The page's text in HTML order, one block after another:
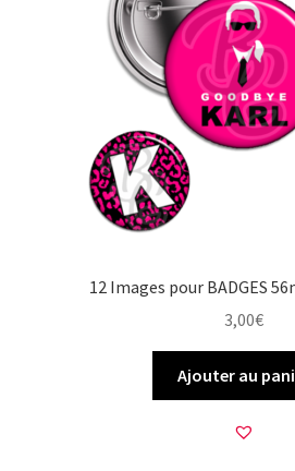
12 Images pour BADGES
3,00€
Ajouter au